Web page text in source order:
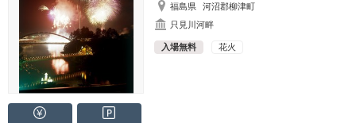
福島県
河沼郡柳津町
只見川河畔
入場無料 花火